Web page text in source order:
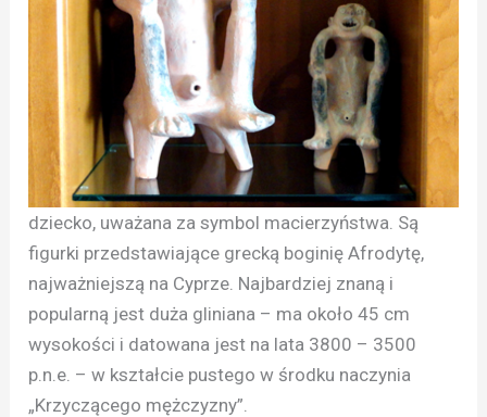
dziecko, uważana za symbol macierzyństwa. Są
figurki przedstawiające grecką boginię Afrodytę,
najważniejszą na Cyprze. Najbardziej znaną i
popularną jest duża gliniana – ma około 45 cm
wysokości i datowana jest na lata 3800 – 3500
p.n.e. – w kształcie pustego w środku naczynia
„Krzyczącego mężczyzny”.